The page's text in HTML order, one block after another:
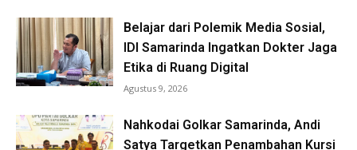
Belajar dari Polemik Media Sosial,
IDI Samarinda Ingatkan Dokter Jaga
Etika di Ruang Digital
Agustus 9, 2026
Nahkodai Golkar Samarinda, Andi
Satya Targetkan Penambahan Kursi